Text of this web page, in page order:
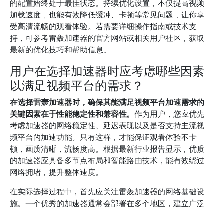
的配置始终处于最佳状态。持续优化设置，不仅提高视频
加载速度，也能有效降低缓冲、卡顿等常见问题，让你享
受高清流畅的观看体验。若需要详细操作指南或技术支
持，可参考雷轰加速器的官方网站或相关用户社区，获取
最新的优化技巧和帮助信息。
用户在选择加速器时应考虑哪些因素
以满足视频平台的需求？
在选择雷轰加速器时，确保其能满足视频平台加速需求的
关键因素在于性能稳定性和兼容性。 作为用户，您应优先
考虑加速器的网络稳定性、延迟表现以及是否支持主流视
频平台的加速功能。只有这样，才能保证观看体验不卡
顿，画质清晰，流畅度高。根据最新行业报告显示，优质
的加速器应具备多节点布局和智能路由技术，能有效绕过
网络拥堵，提升整体速度。
在实际选择过程中，首先应关注雷轰加速器的网络基础设
施。一个优秀的加速器通常会部署在多个地区，建立广泛